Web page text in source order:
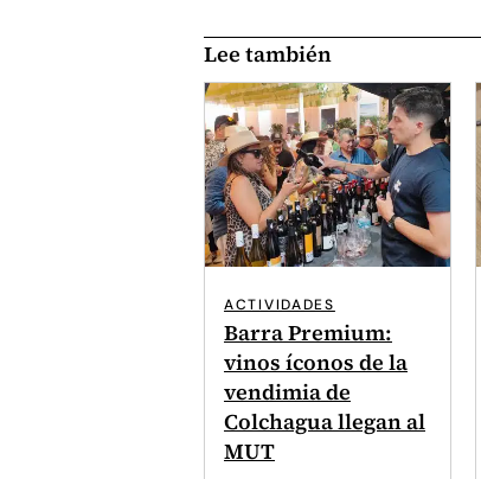
Lee también
ACTIVIDADES
Barra Premium:
vinos íconos de la
vendimia de
Colchagua llegan al
MUT